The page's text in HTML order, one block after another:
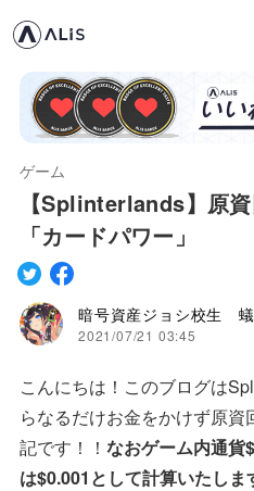
ゲーム
【Splinterlands】原
「カードパワー」
暗号資産ジョシ校生
2021/07/21 03:45
こんにちは！このブログは
らなるだけお金をかけず原
記です！！ なおゲーム内通
は$0.001として計算いたしま